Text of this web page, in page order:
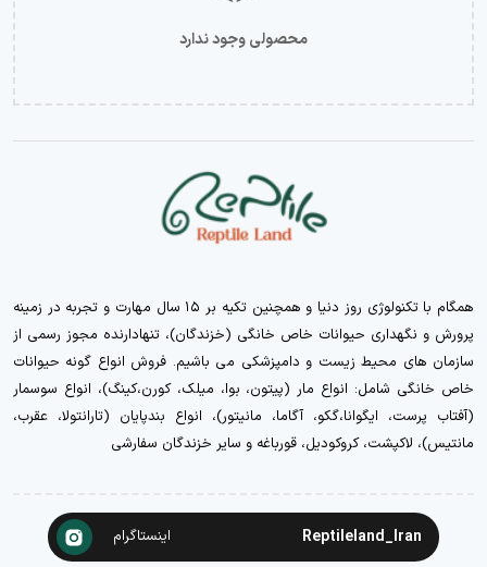
محصولی وجود ندارد
همگام با تکنولوژی روز دنیا و همچنین تکیه بر ۱۵ سال مهارت و تجربه در زمینه
پرورش و نگهداری حیوانات خاص خانگی (خزندگان)، تنهادارنده مجوز رسمی از
سازمان های محیط زیست و دامپزشکی می باشیم. فروش انواع گونه حیوانات
خاص خانگی شامل: انواع مار (پیتون، بوا، میلک، کورن،کینگ)، انواع سوسمار
(آفتاب پرست، ایگوانا،گکو، آگاما، مانیتور)، انواع بندپایان (تارانتولا، عقرب،
مانتیس)، لاکپشت، کروکودیل، قورباغه و سایر خزندگان سفارشی
Reptileland_Iran اینستاگرام